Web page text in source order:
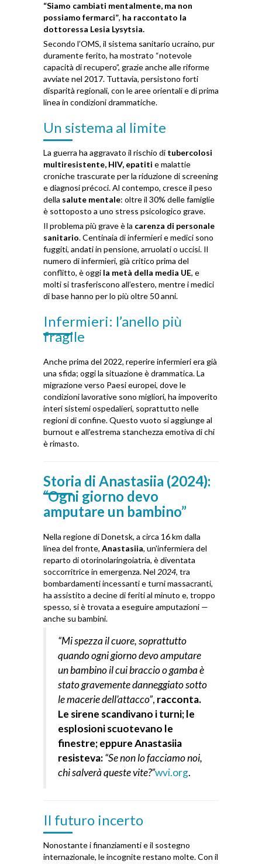
“Siamo cambiati mentalmente, ma non
possiamo fermarci”, ha raccontato la
dottoressa Lesia Lysytsia.
Secondo l’OMS, il sistema sanitario ucraino, pur
duramente ferito, ha mostrato “notevole
capacità di recupero”, grazie anche alle riforme
avviate nel 2017. Tuttavia, persistono forti
disparità regionali, con le aree orientali e di prima
linea in condizioni drammatiche.
Un sistema al limite
La guerra ha aggravato il rischio di tubercolosi
multiresistente, HIV, epatiti e malattie
croniche trascurate per la riduzione di screening
e diagnosi précoci. Al contempo, cresce il peso
della salute mentale: oltre il 30% delle famiglie
è sottoposto a uno stress psicologico grave.
Il problema più grave è la carenza di personale
sanitario. Centinaia di infermieri e medici sono
fuggiti, andati in pensione, arruolati o uccisi. Il
numero di infermieri, già critico prima del
conflitto, è oggi la metà della media UE, e
molti si trasferiscono all’estero, mentre i medici
di base hanno per lo più oltre 50 anni.
Infermieri: l’anello più
fragile
Anche prima del 2022, reperire infermieri era già
una sfida; oggi la situazione è drammatica. La
migrazione verso Paesi europei, dove le
condizioni lavorative sono migliori, ha impoverito
interi sistemi ospedalieri, soprattutto nelle
regioni di confine. Questo vuoto si aggiunge al
burnout e all’estrema stanchezza emotiva di chi
è rimasto.
Storia di Anastasiia (2024):
“Ogni giorno devo
amputare un bambino”
Nella regione di Donetsk, a circa 16 km dalla
linea del fronte, Anastasiia, un'infermiera del
reparto di otorinolaringoiatria, è diventata
soccorritrice in emergenza. Nel 2024, tra
bombardamenti incessanti e turni massacranti,
ha assistito a decine di feriti al minuto e, troppo
spesso, si è trovata a eseguire amputazioni —
anche su bambini.
“Mi spezza il cuore, soprattutto
quando ogni giorno devo amputare
un bambino il cui braccio o gamba è
stato gravemente danneggiato sotto
le macerie dell’attacco”, racconta.
Le sirene scandivano i turni; le
esplosioni scuotevano le
finestre; eppure Anastasiia
resisteva:“Se non lo facciamo noi,
chi salverà queste vite?”wvi.org.
Il futuro incerto
Nonostante i finanziamenti e il sostegno
internazionale, le incognite restano molte. Con il